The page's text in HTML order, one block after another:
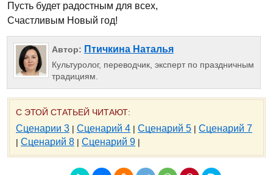
Пусть будет радостным для всех,
Счастливым Новый год!
Автор: Птичкина Наталья
Культуролог, переводчик, эксперт по праздничным
традициям.
С ЭТОЙ СТАТЬЕЙ ЧИТАЮТ:
Сценарии 3 | Сценарий 4 | Сценарий 5 | Сценарий 7
| Сценарий 8 | Сценарий 9 |